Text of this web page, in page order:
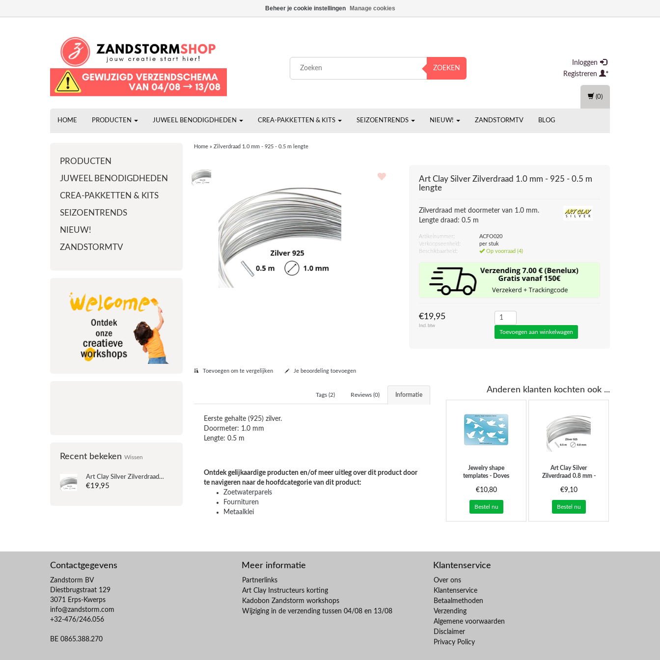
ZOEKEN
Inloggen
Registreren
HOME PRODUCTEN JUWEEL BENODIGDHEDEN CREA-PAKKETTEN & KITS SEIZOENTRENDS NIEUW! ZANDSTORMTV BLOG
(0)
PRODUCTEN
JUWEEL BENODIGDHEDEN
CREA-PAKKETTEN & KITS
SEIZOENTRENDS
NIEUW!
ZANDSTORMTV
Recent bekeken Wissen
Art Clay Silver Zilverdraad 1.0 mm - 925 - 0.5 m lengte
€19,95
Home» Zilverdraad 1.0 mm - 925 - 0.5 m lengte
Art Clay Silver Zilverdraad 1.0 mm - 925 - 0.5 m
lengte
Zilverdraad met doormeter van 1.0 mm.
Lengte draad: 0.5 m
Artikelnummer:
ACFO020
Verkoopseenheid:
per stuk
Beschikbaarheid:
Op voorraad (4)
€19,95
Incl. btw
Toevoegen om te vergelijken Je beoordeling toevoegen
Informatie
Reviews (0)
Tags (2)
Eerste gehalte (925) zilver.
Doormeter: 1.0 mm
Lengte: 0.5 m
Ontdek gelijkaardige producten en/of meer uitleg over dit product door
te navigeren naar de hoofdcategorie van dit product:
Zoetwaterparels
Fournituren
Metaalklei
Anderen klanten kochten ook ...
Jewelry shape
templates - Doves
€10,80
Bestel nu
Art Clay Silver
Zilverdraad 0.8 mm -
€9,10
Bestel nu
Contactgegevens
Zandstorm BV
Diestbrugstraat 129
3071 Erps-Kwerps
info@zandstorm.com
+32-476/246.056
BE 0865.388.270
Meer informatie
Partnerlinks
Art Clay Instructeurs korting
Kadobon Zandstorm workshops
Wijziging in de verzending tussen 04/08 en 13/08
Klantenservice
Over ons
Klantenservice
Betaalmethoden
Verzending
Algemene voorwaarden
Disclaimer
Privacy Policy
Beheer je cookie instellingen Manage cookies